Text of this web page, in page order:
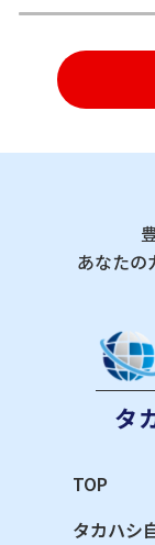
あなたの
タ
TOP
タカハシ